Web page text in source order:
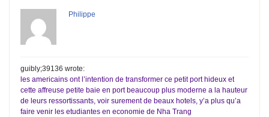
Philippe
guibly;39136 wrote:
les americains ont l’intention de transformer ce petit port hideux et
cette affreuse petite baie en port beaucoup plus moderne a la hauteur
de leurs ressortissants, voir surement de beaux hotels, y’a plus qu’a
faire venir les etudiantes en economie de Nha Trang